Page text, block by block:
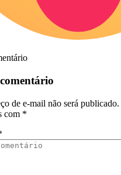
de e-mail não será publicado.
com *